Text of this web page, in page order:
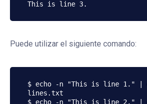
Puede utilizar el siguiente comando:
$ echo -n "This is line 1." |
lines.txt
$ echo -n "This is line 2." |